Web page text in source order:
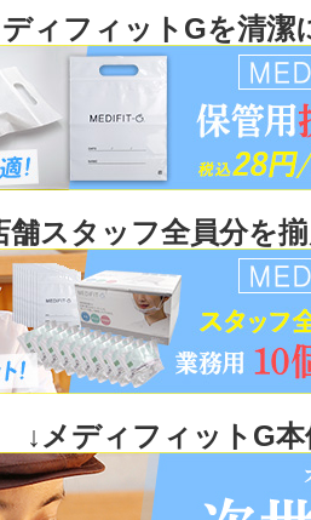
ディフィットGを清潔
舗スタッフ全員分を
↓メディフィットG